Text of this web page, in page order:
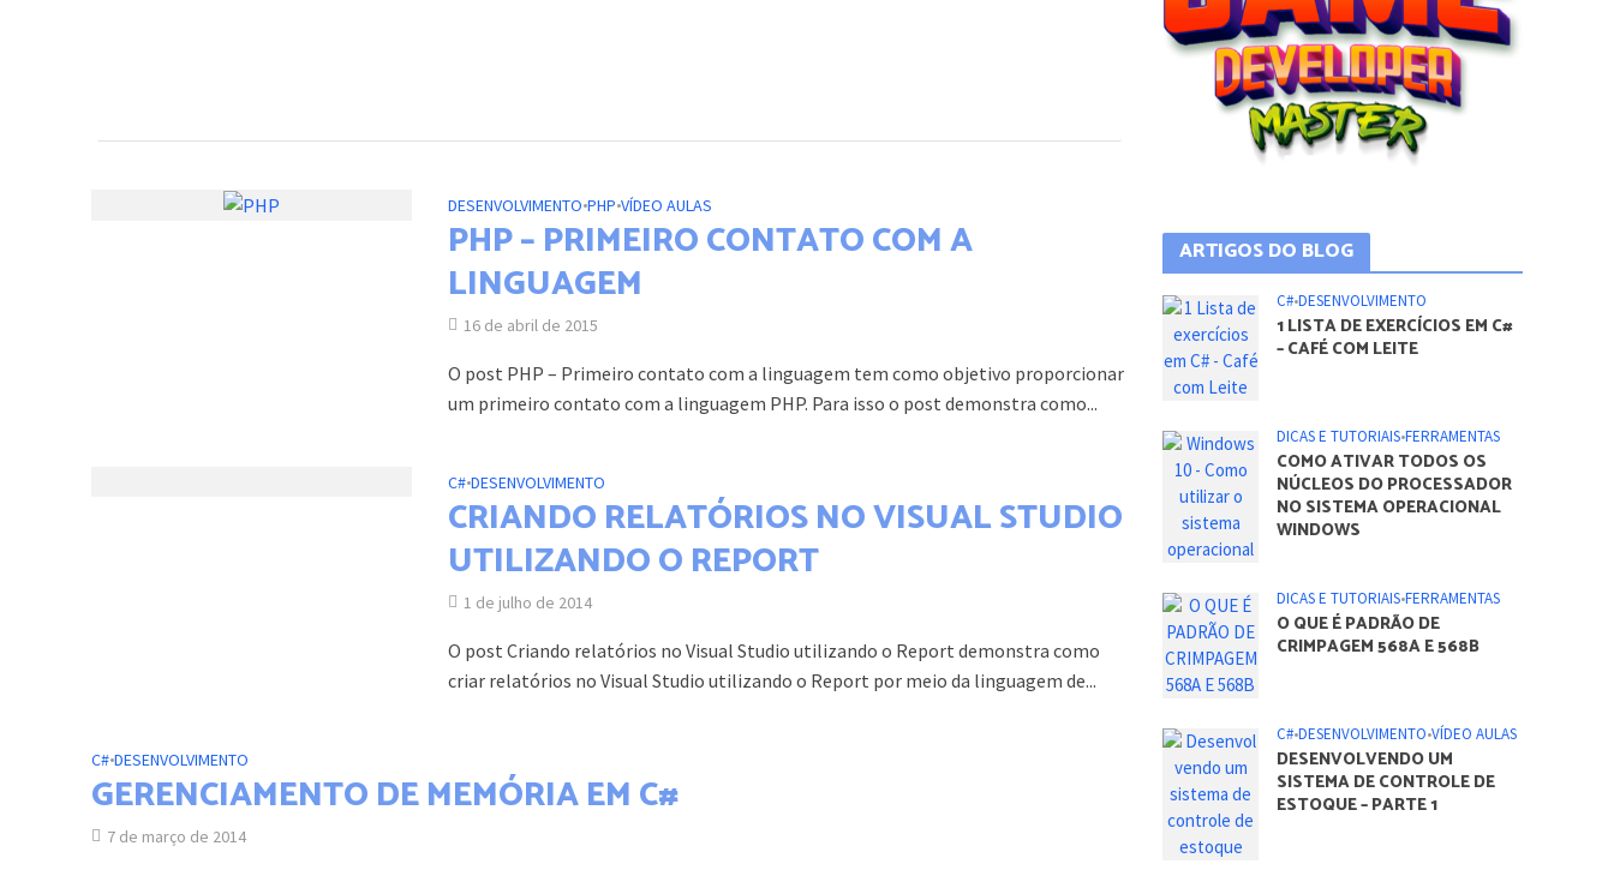
DESENVOLVIMENTO•PHP•VÍDEO AULAS
PHP – PRIMEIRO CONTATO COM A
LINGUAGEM
16 de abril de 2015
O post PHP – Primeiro contato com a linguagem tem como objetivo proporcionar
um primeiro contato com a linguagem PHP. Para isso o post demonstra como...
C#•DESENVOLVIMENTO
CRIANDO RELATÓRIOS NO VISUAL STUDIO
UTILIZANDO O REPORT
1 de julho de 2014
O post Criando relatórios no Visual Studio utilizando o Report demonstra como
criar relatórios no Visual Studio utilizando o Report por meio da linguagem de...
C#•DESENVOLVIMENTO
GERENCIAMENTO DE MEMÓRIA EM C#
7 de março de 2014
ARTIGOS DO BLOG
C#•DESENVOLVIMENTO
1 LISTA DE EXERCÍCIOS EM C#
– CAFÉ COM LEITE
DICAS E TUTORIAIS•FERRAMENTAS
COMO ATIVAR TODOS OS
NÚCLEOS DO PROCESSADOR
NO SISTEMA OPERACIONAL
WINDOWS
DICAS E TUTORIAIS•FERRAMENTAS
O QUE É PADRÃO DE
CRIMPAGEM 568A E 568B
C#•DESENVOLVIMENTO•VÍDEO AULAS
DESENVOLVENDO UM
SISTEMA DE CONTROLE DE
ESTOQUE – PARTE 1